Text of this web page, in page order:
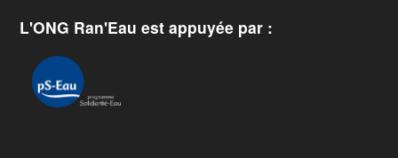
L'ONG Ran'Eau est appuyée par :